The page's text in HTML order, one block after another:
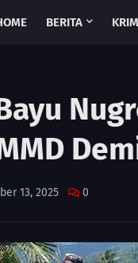
BERITA
13, 2025 0